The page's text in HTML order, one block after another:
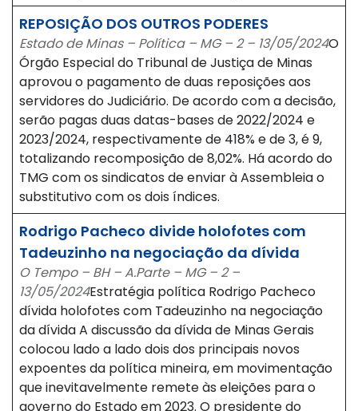
REPOSIÇÃO DOS OUTROS PODERES
Estado de Minas – Política – MG – 2 – 13/05/2024O
Órgão Especial do Tribunal de Justiça de Minas
aprovou o pagamento de duas reposições aos
servidores do Judiciário. De acordo com a decisão,
serão pagas duas datas-bases de 2022/2024 e
2023/2024, respectivamente de 418% e de 3, é 9,
totalizando recomposição de 8,02%. Há acordo do
TMG com os sindicatos de enviar à Assembleia o
substitutivo com os dois índices.
Rodrigo Pacheco divide holofotes com
Tadeuzinho na negociação da dívida
O Tempo – BH – A.Parte – MG – 2 –
13/05/2024Estratégia política Rodrigo Pacheco
dívida holofotes com Tadeuzinho na negociação
da dívida A discussão da dívida de Minas Gerais
colocou lado a lado dois dos principais novos
expoentes da política mineira, em movimentação
que inevitavelmente remete às eleições para o
governo do Estado em 2023. O presidente do